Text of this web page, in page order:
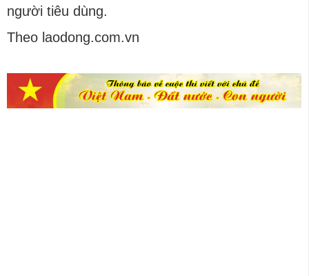
người tiêu dùng.
Theo laodong.com.vn